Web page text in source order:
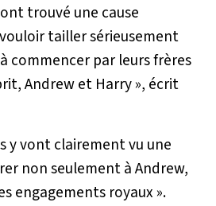
trouvé une cause
tailler sérieusement
commencer par leurs frères
Andrew et Harry », écrit
y vont clairement vu une
non seulement à Andrew,
engagements royaux ».